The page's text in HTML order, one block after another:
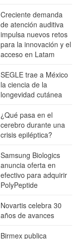
Creciente demanda
de atención auditiva
impulsa nuevos retos
para la innovación y el
acceso en Latam
SEGLE trae a México
la ciencia de la
longevidad cutánea
¿Qué pasa en el
cerebro durante una
crisis epiléptica?
Samsung Biologics
anuncia oferta en
efectivo para adquirir
PolyPeptide
Novartis celebra 30
años de avances
Birmex publica